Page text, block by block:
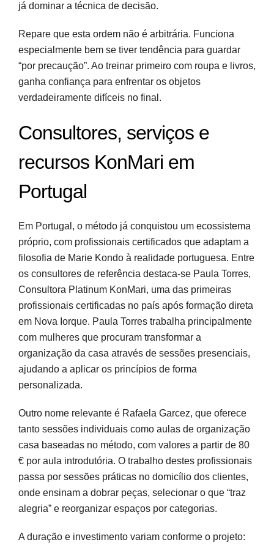
já dominar a técnica de decisão.
Repare que esta ordem não é arbitrária. Funciona
especialmente bem se tiver tendência para guardar
“por precaução”. Ao treinar primeiro com roupa e livros,
ganha confiança para enfrentar os objetos
verdadeiramente difíceis no final.
Consultores, serviços e
recursos KonMari em
Portugal
Em Portugal, o método já conquistou um ecossistema
próprio, com profissionais certificados que adaptam a
filosofia de Marie Kondo à realidade portuguesa. Entre
os consultores de referência destaca-se Paula Torres,
Consultora Platinum KonMari, uma das primeiras
profissionais certificadas no país após formação direta
em Nova Iorque. Paula Torres trabalha principalmente
com mulheres que procuram transformar a
organização da casa através de sessões presenciais,
ajudando a aplicar os princípios de forma
personalizada.
Outro nome relevante é Rafaela Garcez, que oferece
tanto sessões individuais como aulas de organização
casa baseadas no método, com valores a partir de 80
€ por aula introdutória. O trabalho destes profissionais
passa por sessões práticas no domicílio dos clientes,
onde ensinam a dobrar peças, selecionar o que “traz
alegria” e reorganizar espaços por categorias.
A duração e investimento variam conforme o projeto: